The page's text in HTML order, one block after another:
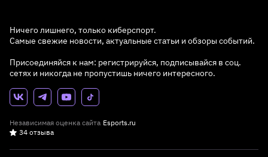
Ничего лишнего, только киберспорт.
Самые свежие новости, актуальные статьи и обзоры событий.
Присоединяйся к нам: регистрируйся, подписывайся в соц.
сетях и никогда не пропустишь ничего интересного.
Независимая оценка сайта Esports.ru
34 отзыва